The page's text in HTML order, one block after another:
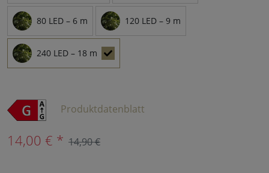
80 LED – 6 m 120 LED – 9 m
240 LED – 18 m
Produktdatenblatt
14,00 € * 14,90 €